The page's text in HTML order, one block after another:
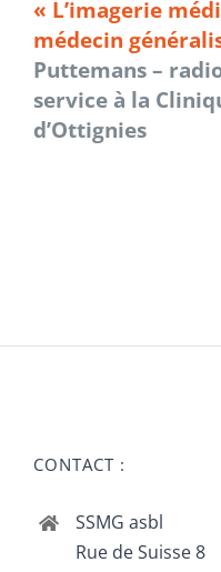
« L’imagerie
médecin
Puttemans –
service à la
d’Ottignies
CONTACT :
SSMG asbl
Rue de Suisse 8